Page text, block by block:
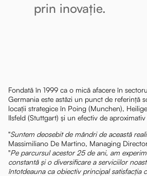
prin inovație.
Fondată în 1999 ca o mică afacere în
Germania este astăzi un punct de referință
locații strategice în Poing (Munchen),
Ilsfeld (Stuttgart) și un efectiv de
"Suntem deosebit de mândri de această
Massimiliano De Martino, Managing
"Pe parcursul acestor 25 de ani, am
constantă și o diversificare a serviciilor
întotdeauna ca obiectiv principal satisfacția